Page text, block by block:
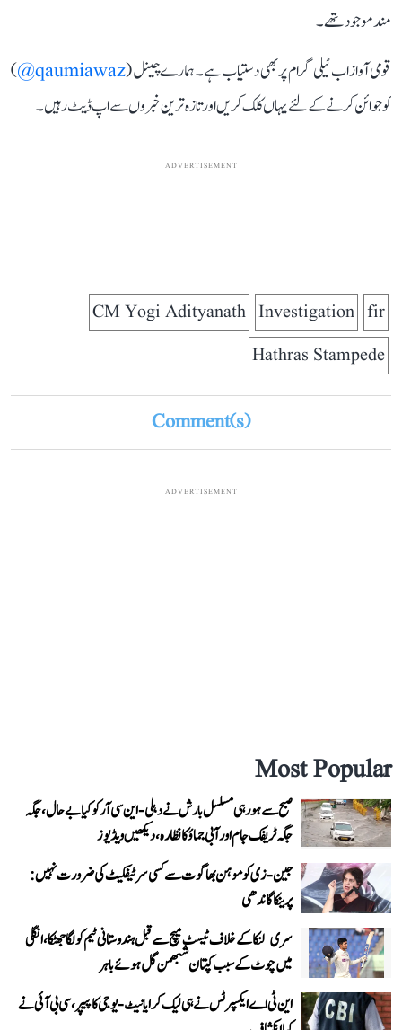
مند موجود تھے۔
قومی آواز اب ٹیلی گرام پر بھی دستیاب ہے۔ ہمارے چینل (qaumiawaz@
)
کو جوائن کرنے کے لئے یہاں کلک کریں اور تازہ ترین خبروں سے اپ ڈیٹ رہیں۔
ADVERTISEMENT
fir
Investigation
CM Yogi Adityanath
Hathras Stampede
Comment(s)
ADVERTISEMENT
Most Popular
صبح سے ہو رہی مسلسل بارش نے دہلی-این سی آر کو کیا بے حال، جگہ
جگہ ٹریفک جام اور آبی جماؤ کا نظارہ، دیکھیں ویڈیوز
جین-زی کو موہن بھاگوت سے کسی سرٹیفکیٹ کی ضرورت نہیں:
پرینکا گاندھی
سری لنکا کے خلاف ٹیسٹ میچ سے قبل ہندوستانی ٹیم کو لگا جھٹکا، انگلی
میں چوٹ کے سبب کپتان شبھمن گل ہوئے باہر
این ٹی اے ایکسپرٹس نے ہی لیک کرایا نیٹ-یوجی کا پیپر، سی بی آئی نے